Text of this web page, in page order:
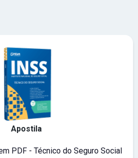
Apostila
PDF - Técnico do Seguro Social